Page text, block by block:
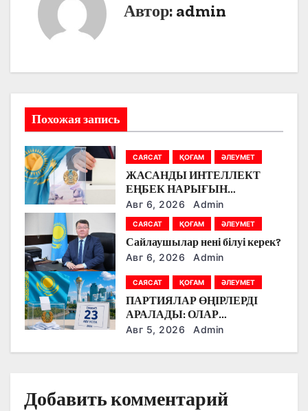
и
я
п
о
з
а
п
и
с
я
м
Автор: admin
Похожая запись
САЯСАТ ҚОҒАМ ӘЛЕУМЕТ
ЖАСАНДЫ ИНТЕЛЛЕКТ
ЕҢБЕК НАРЫҒЫН
ӨЗГЕРТУДЕ: ПАРТИЯЛАР
БІЛІМ БЕРУ МЕН БОЛАШАҚ
МАМАНДЫҚТАРДЫ
ТАЛҚЫЛАДЫ
Авг 6, 2026 Admin
САЯСАТ ҚОҒАМ ӘЛЕУМЕТ
Сайлаушылар нені білуі керек?
Авг 6, 2026 Admin
САЯСАТ ҚОҒАМ ӘЛЕУМЕТ
ПАРТИЯЛАР ӨҢІРЛЕРДІ
АРАЛАДЫ: ОЛАР
ДӘРІГЕРЛЕРМЕН,
ФЕРМЕРЛЕРМЕН ЖӘНЕ
Авг 5, 2026 Admin
Добавить комментарий